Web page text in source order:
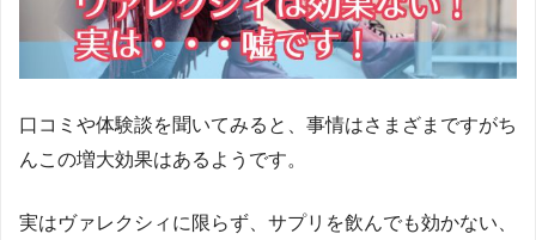
口コミや体験談を聞いてみると、事情はさまざまですがち
んこの増大効果はあるようです。
実はヴァレクシィに限らず、サプリを飲んでも効かない、